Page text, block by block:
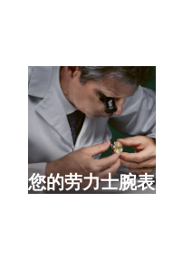
检修您的劳力士腕表